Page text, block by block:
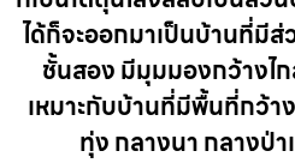
ได้ก็จะออกมาเป็นบ้านที่มี
ชั้นสอง มีมุมมองกว้างไ
เหมาะกับบ้านที่มีพื้นที่กว้า
ทุ่ง กลางนา กลางป่า